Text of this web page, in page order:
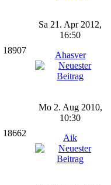
18907
Sa 21. Apr 2012,
16:50
Ahasver
18662
Mo 2. Aug 2010,
10:30
Aik